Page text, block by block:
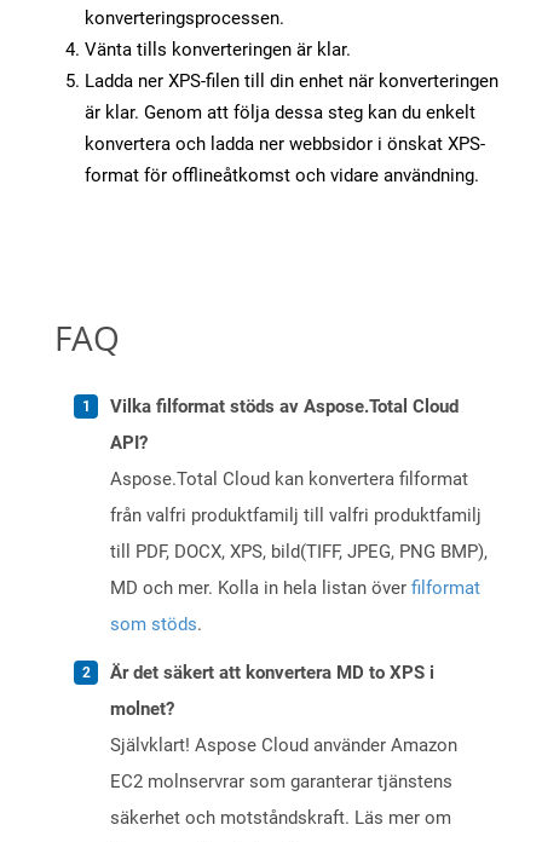
konverteringsprocessen.
Vänta tills konverteringen är klar.
Ladda ner XPS-filen till din enhet när konverteringen
är klar. Genom att följa dessa steg kan du enkelt
konvertera och ladda ner webbsidor i önskat XPS-
format för offlineåtkomst och vidare användning.
FAQ
Vilka filformat stöds av Aspose.Total Cloud
API?
Aspose.Total Cloud kan konvertera filformat
från valfri produktfamilj till valfri produktfamilj
till PDF, DOCX, XPS, bild(TIFF, JPEG, PNG BMP),
MD och mer. Kolla in hela listan över filformat
som stöds.
Är det säkert att konvertera MD to XPS i
molnet?
Självklart! Aspose Cloud använder Amazon
EC2 molnservrar som garanterar tjänstens
säkerhet och motståndskraft. Läs mer om